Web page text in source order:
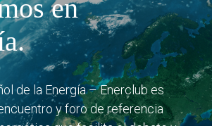
en
de la Energía – Enerclub es
y foro de referencia